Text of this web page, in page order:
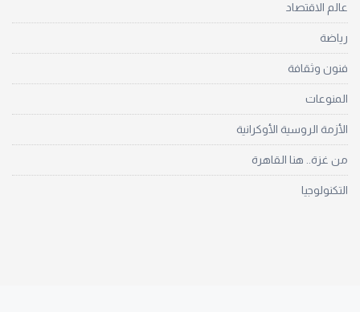
عالم الاقتصاد
رياضة
فنون وثقافة
المنوعات
الأزمة الروسية الأوكرانية
من غزة.. هنا القاهرة
التكنولوجيا